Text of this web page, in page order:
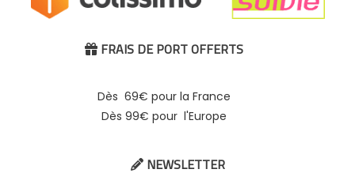
 FRAIS DE PORT OFFERTS
Dès 69€ pour la France
Dès 99€ pour l'Europe
NEWSLETTER